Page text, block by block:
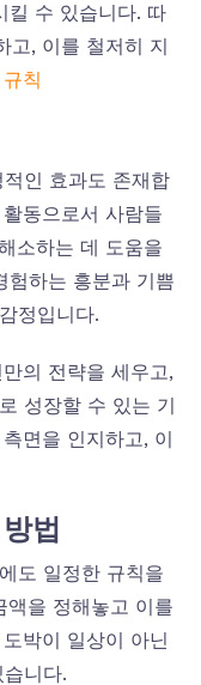
킬 수 있습니다. 따
고, 이를 철저히 지
칙
인 효과도 존재합
동으로서 사람들
소하는 데 도움을
험하는 흥분과 기쁨
정입니다.
의 전략을 세우고,
성장할 수 있는 기
면을 인지하고, 이
법
도 일정한 규칙을
액을 정해놓고 이를
박이 일상이 아닌
니다.